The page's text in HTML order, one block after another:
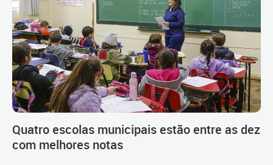
Quatro escolas municipais estão entre as dez
com melhores notas